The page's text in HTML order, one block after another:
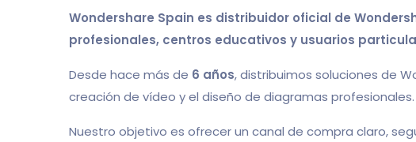
Wondershare Spain es distribuidor oficial de
profesionales, centros educativos y usuarios
Desde hace más de 6 años, distribuimos soluciones de
creación de vídeo y el diseño de diagramas profesionales.
Nuestro objetivo es ofrecer un canal de compra claro,